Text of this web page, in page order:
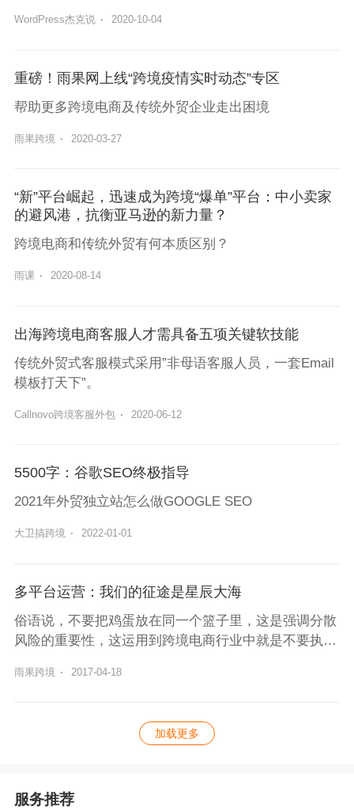
WordPress杰克说 · 2020-10-04
重磅！雨果网上线“跨境疫情实时动态”专区
帮助更多跨境电商及传统外贸企业走出困境
雨果跨境 · 2020-03-27
“新”平台崛起，迅速成为跨境“爆单”平台：中小卖家
的避风港，抗衡亚马逊的新力量？
跨境电商和传统外贸有何本质区别？
雨课 · 2020-08-14
出海跨境电商客服人才需具备五项关键软技能
传统外贸式客服模式采用”非母语客服人员，一套Email
模板打天下”。
Callnovo跨境客服外包 · 2020-06-12
5500字：谷歌SEO终极指导
2021年外贸独立站怎么做GOOGLE SEO
大卫搞跨境 · 2022-01-01
多平台运营：我们的征途是星辰大海
俗语说，不要把鸡蛋放在同一个篮子里，这是强调分散
风险的重要性，这运用到跨境电商行业中就是不要执着
雨果跨境 · 2017-04-18
加载更多
服务推荐